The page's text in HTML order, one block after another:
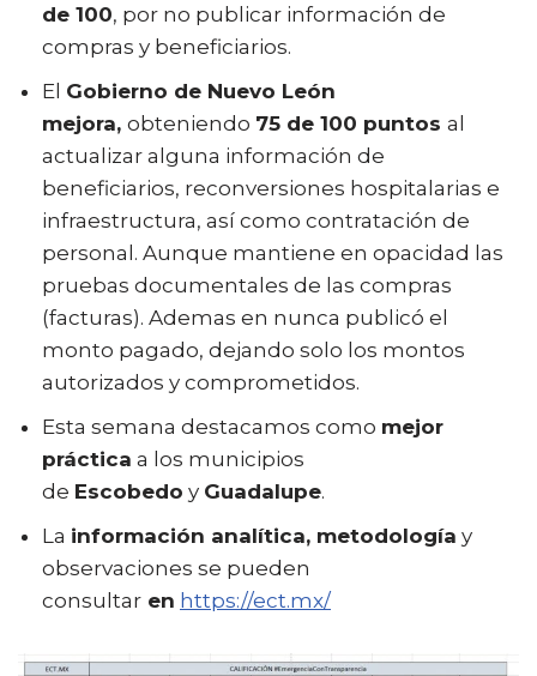
de 100, por no publicar información de
compras y beneficiarios.
El Gobierno de Nuevo León
mejora, obteniendo 75 de 100 puntos al
actualizar alguna información de
beneficiarios, reconversiones hospitalarias e
infraestructura, así como contratación de
personal. Aunque mantiene en opacidad las
pruebas documentales de las compras
(facturas). Ademas en nunca publicó el
monto pagado, dejando solo los montos
autorizados y comprometidos.
Esta semana destacamos como mejor
práctica a los municipios
de Escobedo y Guadalupe.
La información analítica, metodología y
observaciones se pueden
consultar en https://ect.mx/